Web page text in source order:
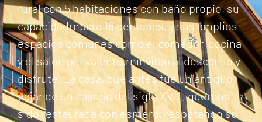
rural con 5 habitaciones con baño propio, su
capacidadrnpara 18 personas, y sus amplios
espacios comunes como el comedor-cocina
y el salón polivalente,rninvitan al descanso y
disfrute. La casa, que antes fue un antiguo
pajar de un caserío del siglo XVIII, quernha
sido restaurada con esmero, respetando su